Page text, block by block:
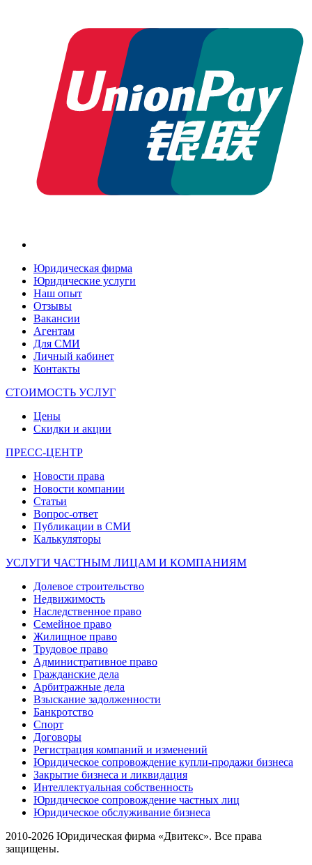
Юридическая фирма
Юридические услуги
Наш опыт
Отзывы
Вакансии
Агентам
Для СМИ
Личный кабинет
Контакты
СТОИМОСТЬ УСЛУГ
Цены
Скидки и акции
ПРЕСС-ЦЕНТР
Новости права
Новости компании
Статьи
Вопрос-ответ
Публикации в СМИ
Калькуляторы
УСЛУГИ ЧАСТНЫМ ЛИЦАМ И КОМПАНИЯМ
Долевое строительство
Недвижимость
Наследственное право
Семейное право
Жилищное право
Трудовое право
Административное право
Гражданские дела
Арбитражные дела
Взыскание задолженности
Банкротство
Спорт
Договоры
Регистрация компаний и изменений
Юридическое сопровождение купли-продажи бизнеса
Закрытие бизнеса и ликвидация
Интеллектуальная собственность
Юридическое сопровождение частных лиц
Юридическое обслуживание бизнеса
2010-2026 Юридическая фирма «Двитекс». Все права
защищены.